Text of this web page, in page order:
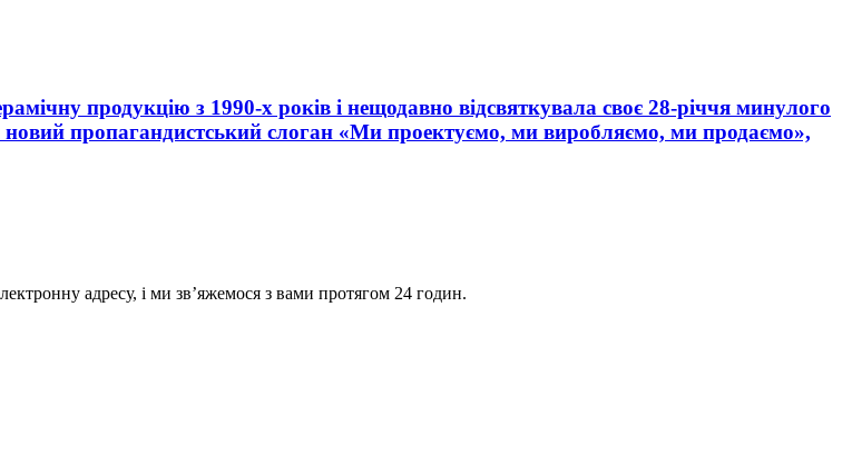
продукцію з 1990-х років і нещодавно відсвяткувала своє 28-річчя минулого
пропагандистський слоган «Ми проектуємо, ми виробляємо, ми продаємо»,
адресу, і ми зв’яжемося з вами протягом 24 годин.